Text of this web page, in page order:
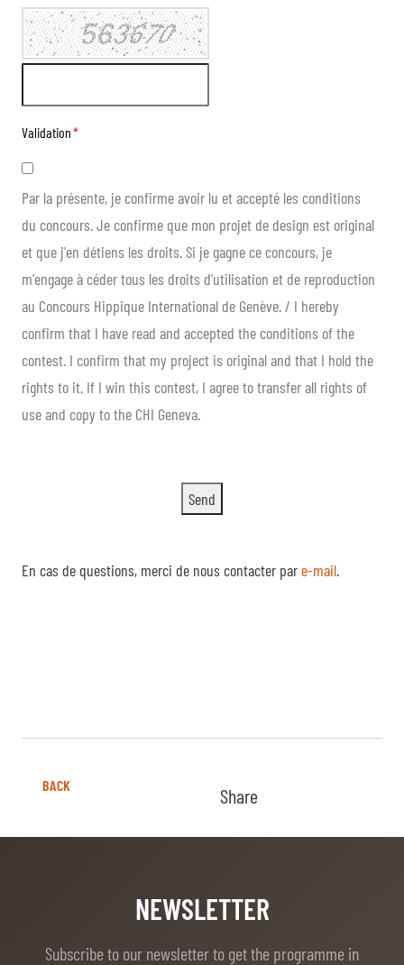
Validation*
Par la présente, je confirme avoir lu et accepté les conditions
du concours. Je confirme que mon projet de design est original
et que j'en détiens les droits. Si je gagne ce concours, je
m'engage à céder tous les droits d'utilisation et de reproduction
au Concours Hippique International de Genève. / I hereby
confirm that I have read and accepted the conditions of the
contest. I confirm that my project is original and that I hold the
rights to it. If I win this contest, I agree to transfer all rights of
use and copy to the CHI Geneva.
Send
En cas de questions, merci de nous contacter pare-mail.
BACK Share
NEWSLETTER
Subscribe to our newsletter to get the programme in